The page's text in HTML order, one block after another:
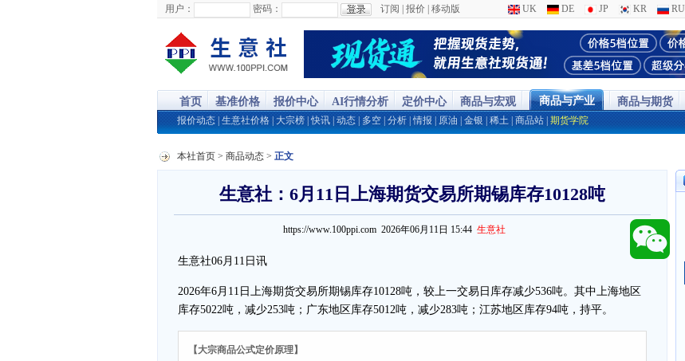
用户： 密码： 订阅 报价 移动版 UK DE JP KR RU
首页 基准价格 报价中心 AI行情分析 定价中心 商品与宏观 商品与产业 商品与期货
报价动态 生意社价格 大宗榜 |快讯 动态 多空 分析 |情报 原油 金银 稀土 商品站 期货学院
本社首页 > 商品动态 > 正文
生意社：6月11日上海期货交易所期锡库存10128吨
https://www.100ppi.com 2026年06月11日 15:44 生意社
生意社06月11日讯
2026年6月11日上海期货交易所期锡库存10128吨，较上一交易日库存减少536吨。其中上海地区
库存5022吨，减少253吨；广东地区库存5012吨，减少283吨；江苏地区库存94吨，持平。
【大宗商品公式定价原理】